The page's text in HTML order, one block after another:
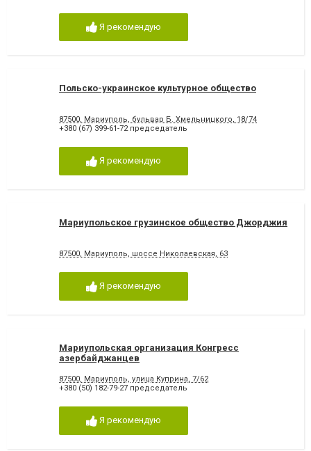
Я рекомендую
Польско-украинское культурное общество
87500, Мариуполь, бульвар Б. Хмельницкого, 18/74
+380 (67) 399-61-72 председатель
Я рекомендую
Мариупольское грузинское общество Джорджия
87500, Мариуполь, шоссе Николаевская, 63
Я рекомендую
Мариупольская организация Конгресс
азербайджанцев
87500, Мариуполь, улица Куприна, 7/62
+380 (50) 182-79-27 председатель
Я рекомендую